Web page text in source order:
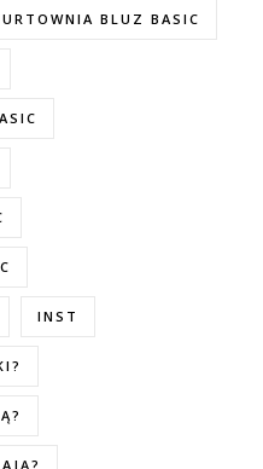
BLUZ BASIC
INST